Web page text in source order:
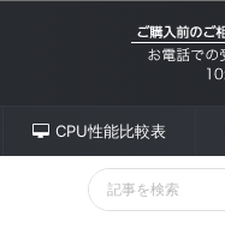
CPU性能比較表